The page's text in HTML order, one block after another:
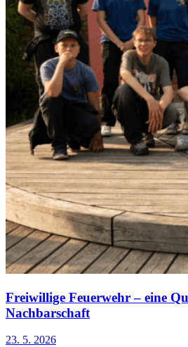
Freiwillige Feuerwehr – eine
Nachbarschaft
23. 5. 2026